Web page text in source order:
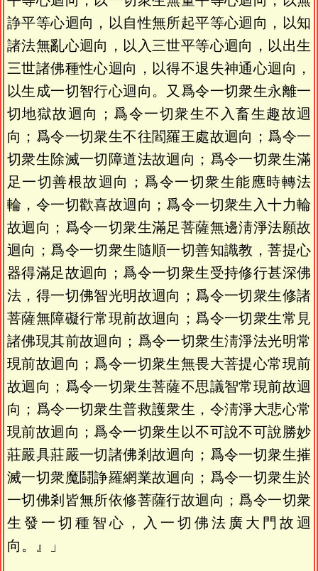
諍平等心迴向，以自性無所起平等心迴向，以知
諸法無亂心迴向，以入三世平等心迴向，以出生
三世諸佛種性心迴向，以得不退失神通心迴向，
以生成一切智行心迴向。又爲令一切衆生永離一
切地獄故迴向；爲令一切衆生不入畜生趣故迴
向；爲令一切衆生不往閻羅王處故迴向；爲令一
切衆生除滅一切障道法故迴向；爲令一切衆生滿
足一切善根故迴向；爲令一切衆生能應時轉法
輪，令一切歡喜故迴向；爲令一切衆生入十力輪
故迴向；爲令一切衆生滿足菩薩無邊淸淨法願故
迴向；爲令一切衆生隨順一切善知識教，菩提心
器得滿足故迴向；爲令一切衆生受持修行甚深佛
法，得一切佛智光明故迴向；爲令一切衆生修諸
菩薩無障礙行常現前故迴向；爲令一切衆生常見
諸佛現其前故迴向；爲令一切衆生淸淨法光明常
現前故迴向；爲令一切衆生無畏大菩提心常現前
故迴向；爲令一切衆生菩薩不思議智常現前故迴
向；爲令一切衆生普救護衆生，令淸淨大悲心常
現前故迴向；爲令一切衆生以不可說不可說勝妙
莊嚴具莊嚴一切諸佛剎故迴向；爲令一切衆生摧
滅一切衆魔鬪諍羅網業故迴向；爲令一切衆生於
一切佛剎皆無所依修菩薩行故迴向；爲令一切衆
生發一切種智心，入一切佛法廣大門故迴
向。』」